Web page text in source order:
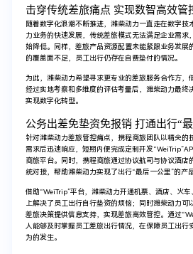
击穿传统差旅痛点 实现数智高效管
随着数字化浪潮不断推进，潍柴动力一直走在数字技
力业务的快速发展，传统差旅模式无法满足企业需求
始降低。同样，差旅产品资源配置未能紧跟业务发展
的覆盖面不足，员工出行仍存在自费垫付的情况。
为此，潍柴动力希望寻求更专业的差旅服务合作方，
经过实地考察和多维度的评估考量后，潍柴动力最终
实现数字化转型。
公务出差免垫资免报销 打通出行“
针对潍柴动力差旅管控痛点，携程商旅团队以精尖的
需求后迅速响应，短期内便完成定制开发
商旅平台。同时，携程商旅通过协议航司与协议酒店
统对接，帮助潍柴动力实现了出行“最后一公里”的产
借助“WeiTrip”平台，潍柴动力开通机票、酒店、火
上解决了员工出行自行垫资的烦恼；同时潍柴动力可
差旅决策提供信息支持，实现差旅高效管控。通过
人能够及时掌握员工差旅出行情况，在保障员工出行
为的发生。